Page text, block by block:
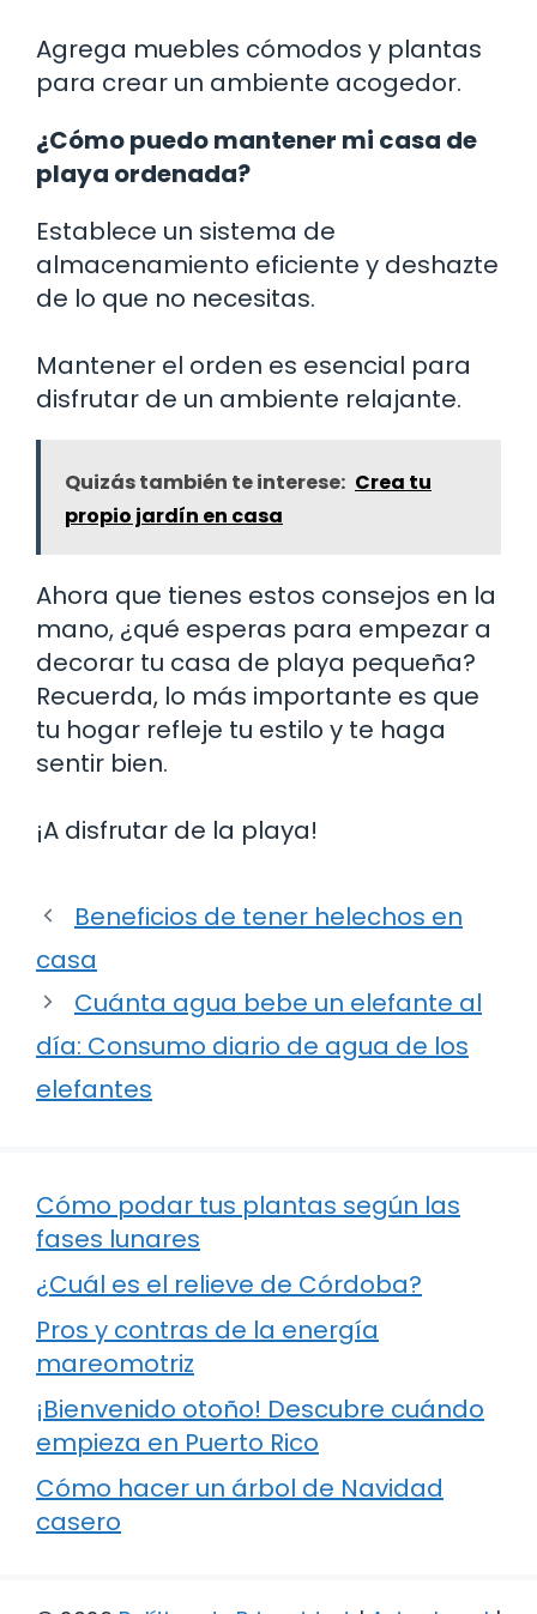
Agrega muebles cómodos y plantas
para crear un ambiente acogedor.
¿Cómo puedo mantener mi casa de
playa ordenada?
Establece un sistema de
almacenamiento eficiente y deshazte
de lo que no necesitas.
Mantener el orden es esencial para
disfrutar de un ambiente relajante.
Quizás también te interese: Crea tu
propio jardín en casa
Ahora que tienes estos consejos en la
mano, ¿qué esperas para empezar a
decorar tu casa de playa pequeña?
Recuerda, lo más importante es que
tu hogar refleje tu estilo y te haga
sentir bien.
¡A disfrutar de la playa!
Beneficios de tener helechos en
casa
Cuánta agua bebe un elefante al
día: Consumo diario de agua de los
elefantes
Cómo podar tus plantas según las
fases lunares
¿Cuál es el relieve de Córdoba?
Pros y contras de la energía
mareomotriz
¡Bienvenido otoño! Descubre cuándo
empieza en Puerto Rico
Cómo hacer un árbol de Navidad
casero